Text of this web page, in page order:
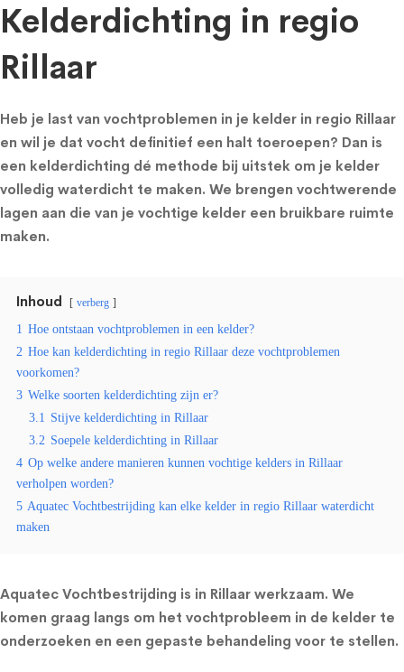
Kelderdichting in regio
Rillaar
Heb je last van vochtproblemen in je kelder in regio Rillaar
en wil je dat vocht definitief een halt toeroepen? Dan is
een kelderdichting dé methode bij uitstek om je kelder
volledig waterdicht te maken. We brengen vochtwerende
lagen aan die van je vochtige kelder een bruikbare ruimte
maken.
Inhoud verberg
1 Hoe ontstaan vochtproblemen in een kelder?
2 Hoe kan kelderdichting in regio Rillaar deze vochtproblemen
voorkomen?
3 Welke soorten kelderdichting zijn er?
3.1 Stijve kelderdichting in Rillaar
3.2 Soepele kelderdichting in Rillaar
4 Op welke andere manieren kunnen vochtige kelders in Rillaar
verholpen worden?
5 Aquatec Vochtbestrijding kan elke kelder in regio Rillaar waterdicht
maken
Aquatec Vochtbestrijding is in Rillaar werkzaam. We
komen graag langs om het vochtprobleem in de kelder te
onderzoeken en een gepaste behandeling voor te stellen.